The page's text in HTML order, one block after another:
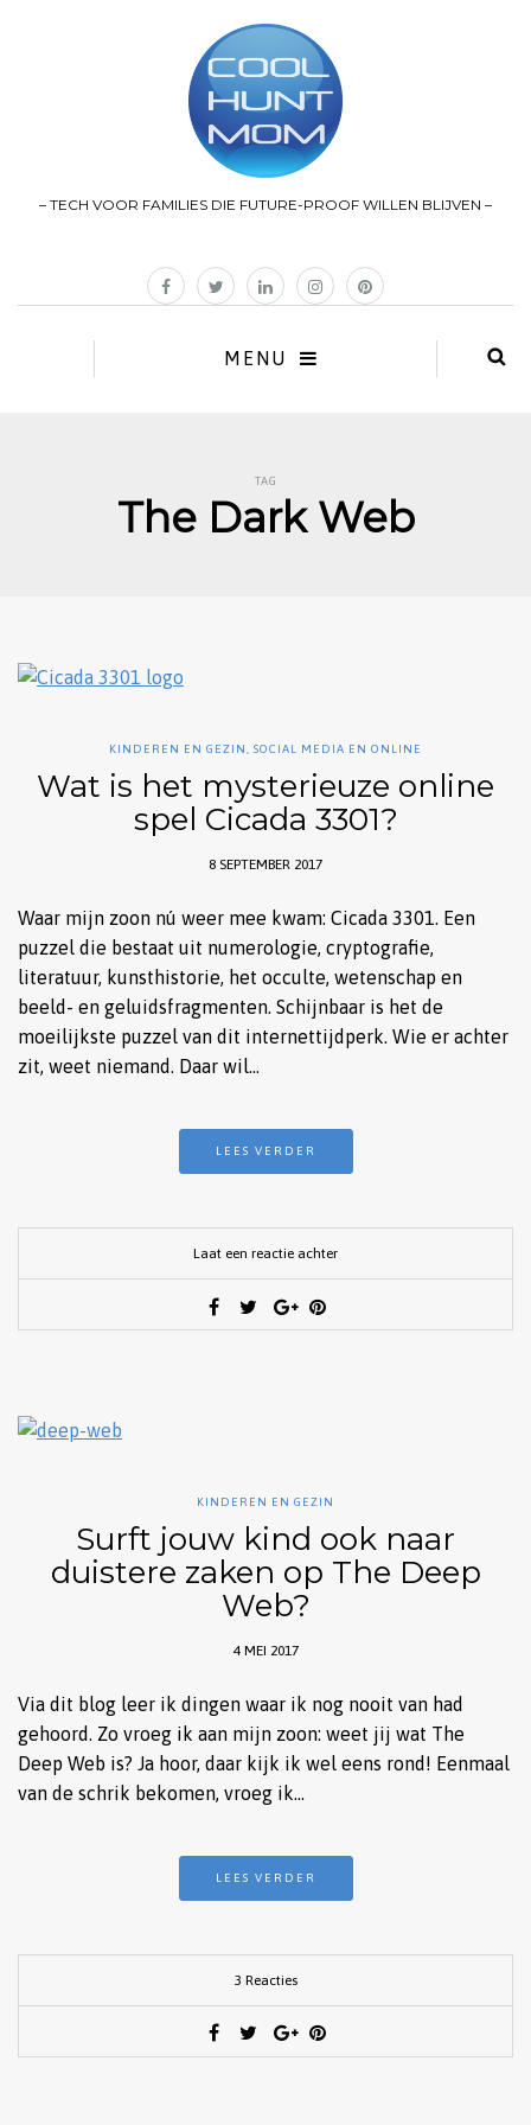
– TECH VOOR FAMILIES DIE FUTURE-PROOF WILLEN BLIJVEN –
MENU
TAG
The Dark Web
KINDEREN EN GEZIN,SOCIAL MEDIA EN ONLINE
Wat is het mysterieuze online
spel Cicada 3301?
8 SEPTEMBER 2017
Waar mijn zoon nú weer mee kwam: Cicada 3301. Een
puzzel die bestaat uit numerologie, cryptografie,
literatuur, kunsthistorie, het occulte, wetenschap en
beeld- en geluidsfragmenten. Schijnbaar is het de
moeilijkste puzzel van dit internettijdperk. Wie er achter
zit, weet niemand. Daar wil…
LEES VERDER
Laat een reactie achter
KINDEREN EN GEZIN
Surft jouw kind ook naar
duistere zaken op The Deep
Web?
4 MEI 2017
Via dit blog leer ik dingen waar ik nog nooit van had
gehoord. Zo vroeg ik aan mijn zoon: weet jij wat The
Deep Web is? Ja hoor, daar kijk ik wel eens rond! Eenmaal
van de schrik bekomen, vroeg ik…
LEES VERDER
3 Reacties